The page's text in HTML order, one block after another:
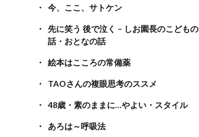
今、ここ、サトケン
先に笑う 後で泣く – しお園長のこどもの
話・おとなの話
絵本はこころの常備薬
TAOさんの複眼思考のススメ
48歳・素のままに…やよい・スタイル
あろは～呼吸法